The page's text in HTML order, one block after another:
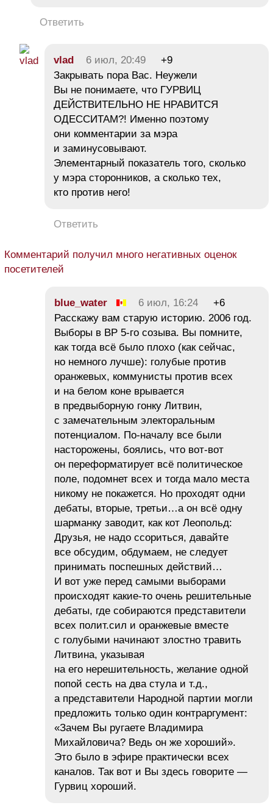
Ответить
vlad 6 июл, 20:49
+9
Закрывать пора Вас. Неужели
Вы не понимаете, что ГУРВИЦ
ДЕЙСТВИТЕЛЬНО НЕ НРАВИТСЯ
ОДЕССИТАМ?! Именно поэтому
они комментарии за мэра
и заминусовывают.
Элементарный показатель того, сколько
у мэра сторонников, а сколько тех,
кто против него!
Ответить
Комментарий получил много негативных оценок
посетителей
blue_water 6 июл, 16:24
+6
Расскажу вам старую историю. 2006 год.
Выборы в ВР 5-го созыва. Вы помните,
как тогда всё было плохо (как сейчас,
но немного лучше): голубые против
оранжевых, коммунисты против всех
и на белом коне врывается
в предвыборную гонку Литвин,
с замечательным электоральным
потенциалом. По-началу все были
насторожены, боялись, что вот-вот
он переформатирует всё политическое
поле, подомнет всех и тогда мало места
никому не покажется. Но проходят одни
дебаты, вторые, третьи…а он всё одну
шарманку заводит, как кот Леопольд:
Друзья, не надо ссориться, давайте
все обсудим, обдумаем, не следует
принимать поспешных действий…
И вот уже перед самыми выборами
происходят какие-то очень решительные
дебаты, где собираются представители
всех полит.сил и оранжевые вместе
с голубыми начинают злостно травить
Литвина, указывая
на его нерешительность, желание одной
попой сесть на два стула и т.д.,
а представители Народной партии могли
предложить только один контраргумент:
«Зачем Вы ругаете Владимира
Михайловича? Ведь он же хороший».
Это было в эфире практически всех
каналов. Так вот и Вы здесь говорите —
Гурвиц хороший.